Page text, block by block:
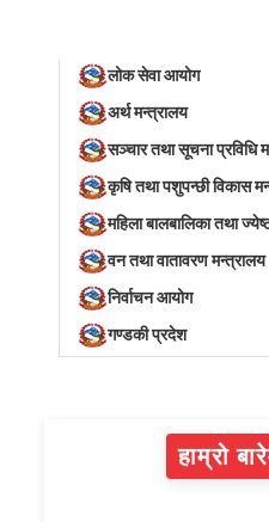
लोक सेवा आयोग
अर्थ मन्त्रालय
सञ्‍चार तथा सूचना प्रविधि
कृषि तथा पशुपन्छी विकास
महिला बालबालिका तथा
वन तथा वातावरण मन्त्रालय
निर्वाचन आयोग
गण्डकी प्रदेश
हाम्रो